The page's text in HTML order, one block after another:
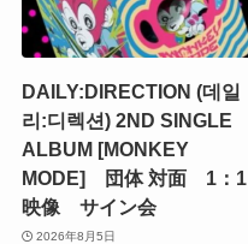
DAILY:DIRECTION (데일
리:디렉션) 2ND SINGLE
ALBUM [MONKEY
MODE] 団体 対面 1：1
映像 サイン会
2026年8月5日